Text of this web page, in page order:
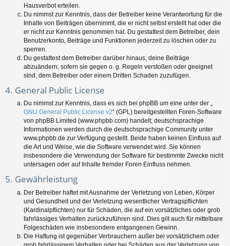
Hausverbot erteilen.
Du nimmst zur Kenntnis, dass der Betreiber keine Verantwortung für die
Inhalte von Beiträgen übernimmt, die er nicht selbst erstellt hat oder die
er nicht zur Kenntnis genommen hat. Du gestattest dem Betreiber, dein
Benutzerkonto, Beiträge und Funktionen jederzeit zu löschen oder zu
sperren.
Du gestattest dem Betreiber darüber hinaus, deine Beiträge
abzuändern, sofern sie gegen o. g. Regeln verstoßen oder geeignet
sind, dem Betreiber oder einem Dritten Schaden zuzufügen.
4. General Public License
Du nimmst zur Kenntnis, dass es sich bei phpBB um eine unter der „
GNU General Public License v2“ (GPL) bereitgestellten Foren-Software
von phpBB Limited (www.phpbb.com) handelt; deutschsprachige
Informationen werden durch die deutschsprachige Community unter
www.phpbb.de zur Verfügung gestellt. Beide haben keinen Einfluss auf
die Art und Weise, wie die Software verwendet wird. Sie können
insbesondere die Verwendung der Software für bestimmte Zwecke nicht
untersagen oder auf Inhalte fremder Foren Einfluss nehmen.
5. Gewährleistung
Der Betreiber haftet mit Ausnahme der Verletzung von Leben, Körper
und Gesundheit und der Verletzung wesentlicher Vertragspflichten
(Kardinalpflichten) nur für Schäden, die auf ein vorsätzliches oder grob
fahrlässiges Verhalten zurückzuführen sind. Dies gilt auch für mittelbare
Folgeschäden wie insbesondere entgangenen Gewinn.
Die Haftung ist gegenüber Verbrauchern außer bei vorsätzlichem oder